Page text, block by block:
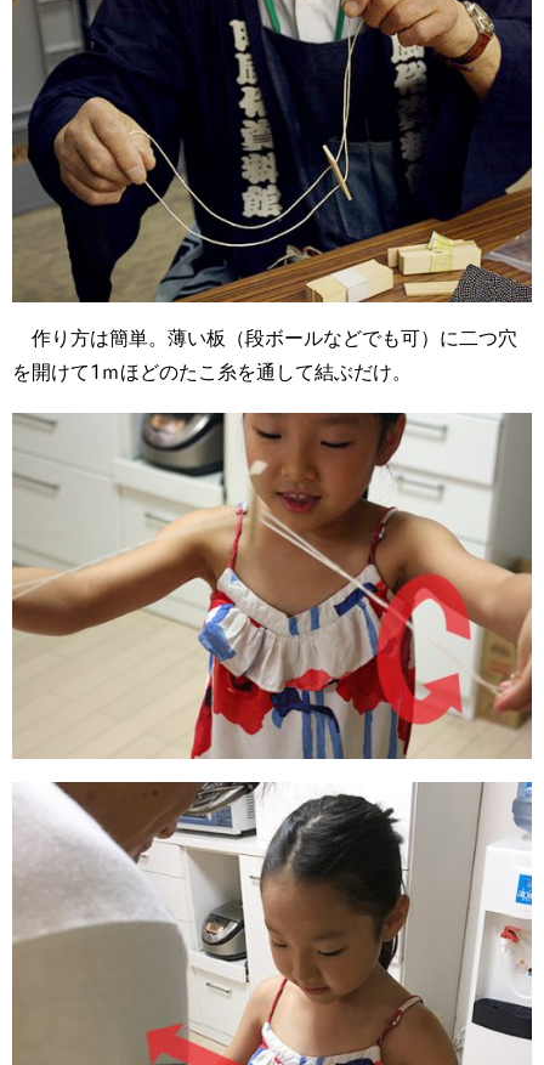
作り方は簡単。薄い板（段ボールなどでも可）に二つ穴
を開けて1ｍほどのたこ糸を通して結ぶだけ。